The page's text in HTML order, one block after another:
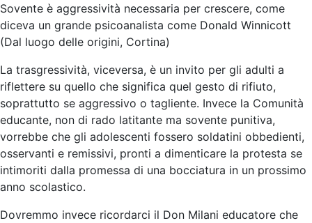
Sovente è aggressività necessaria per crescere, come
diceva un grande psicoanalista come Donald Winnicott
(Dal luogo delle origini, Cortina)
La trasgressività, viceversa, è un invito per gli adulti a
riflettere su quello che significa quel gesto di rifiuto,
soprattutto se aggressivo o tagliente. Invece la Comunità
educante, non di rado latitante ma sovente punitiva,
vorrebbe che gli adolescenti fossero soldatini obbedienti,
osservanti e remissivi, pronti a dimenticare la protesta se
intimoriti dalla promessa di una bocciatura in un prossimo
anno scolastico.
Dovremmo invece ricordarci il Don Milani educatore che